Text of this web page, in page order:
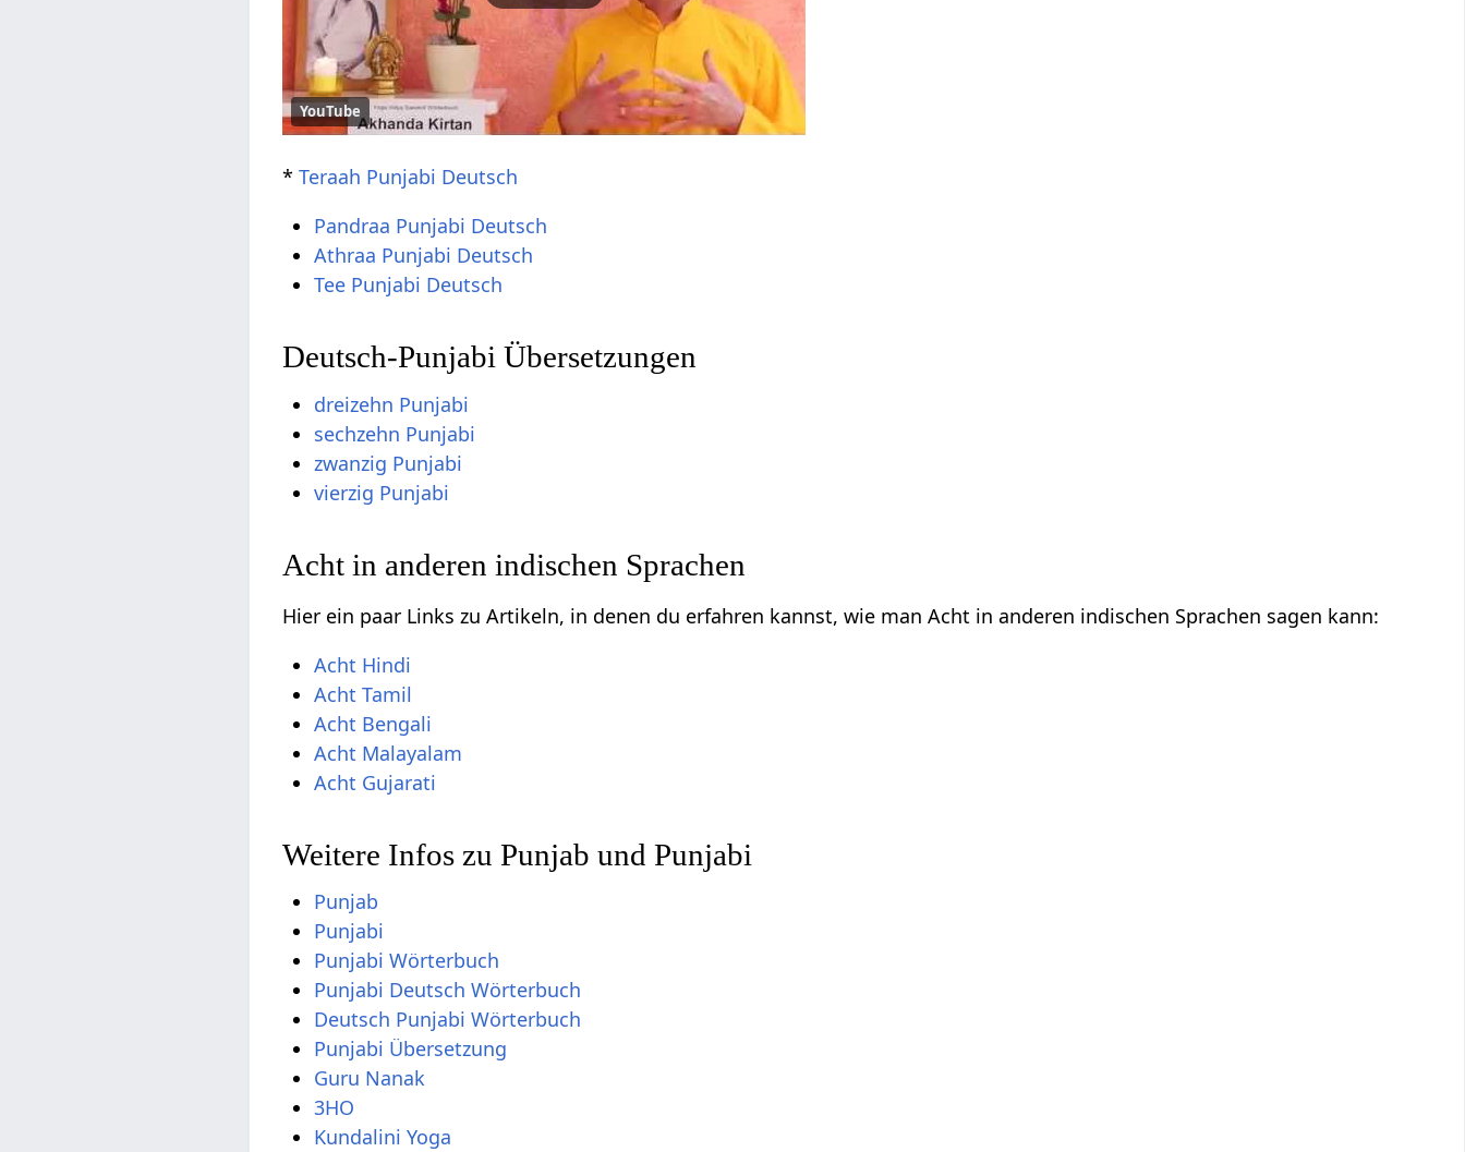
YouTube
*Teraah Punjabi Deutsch
Pandraa Punjabi Deutsch
Athraa Punjabi Deutsch
Tee Punjabi Deutsch
Deutsch-Punjabi Übersetzungen
dreizehn Punjabi
sechzehn Punjabi
zwanzig Punjabi
vierzig Punjabi
Acht in anderen indischen Sprachen
Hier ein paar Links zu Artikeln, in denen du erfahren kannst, wie man Acht in anderen indischen Sprachen sagen kann:
Acht Hindi
Acht Tamil
Acht Bengali
Acht Malayalam
Acht Gujarati
Weitere Infos zu Punjab und Punjabi
Punjab
Punjabi
Punjabi Wörterbuch
Punjabi Deutsch Wörterbuch
Deutsch Punjabi Wörterbuch
Punjabi Übersetzung
Guru Nanak
3HO
Kundalini Yoga